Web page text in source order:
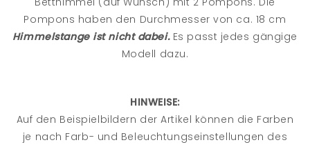
Pompons haben den Durchmesser von ca. 18 cm
Himmelstange ist nicht dabei.Es passt jedes gängige
Modell dazu.
HINWEISE:
Auf den Beispielbildern der Artikel können die Farben
je nach Farb- und Beleuchtungseinstellungen des